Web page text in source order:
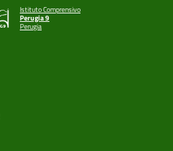
Istituto Comprensivo
Perugia 9
Perugia